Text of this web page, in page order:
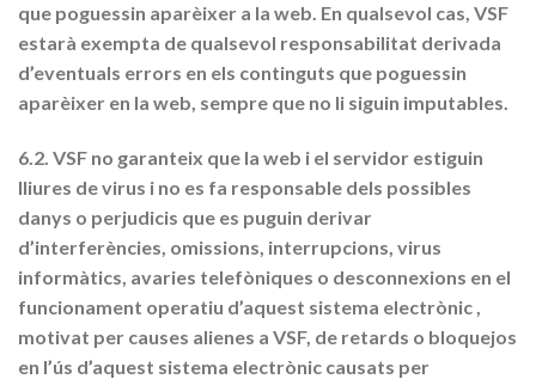
que poguessin aparèixer a la web. En qualsevol cas, VSF
estarà exempta de qualsevol responsabilitat derivada
d’eventuals errors en els continguts que poguessin
aparèixer en la web, sempre que no li siguin imputables.
6.2. VSF no garanteix que la web i el servidor estiguin
lliures de virus i no es fa responsable dels possibles
danys o perjudicis que es puguin derivar
d’interferències, omissions, interrupcions, virus
informàtics, avaries telefòniques o desconnexions en el
funcionament operatiu d’aquest sistema electrònic ,
motivat per causes alienes a VSF, de retards o bloquejos
en l’ús d’aquest sistema electrònic causats per